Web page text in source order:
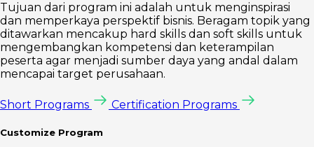
Tujuan dari program ini adalah untuk menginspirasi
dan memperkaya perspektif bisnis. Beragam topik yang
ditawarkan mencakup hard skills dan soft skills untuk
mengembangkan kompetensi dan keterampilan
peserta agar menjadi sumber daya yang andal dalam
mencapai target perusahaan.
Short Programs Certification Programs
Customize Program